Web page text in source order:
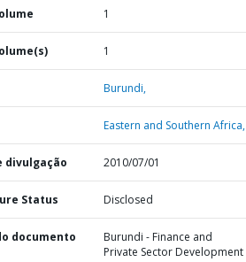
1
1
Burundi,
Eastern and Southern Africa,
divulgação 2010/07/01
Status Disclosed
documento
Burundi - Finance and
Private Sector Development